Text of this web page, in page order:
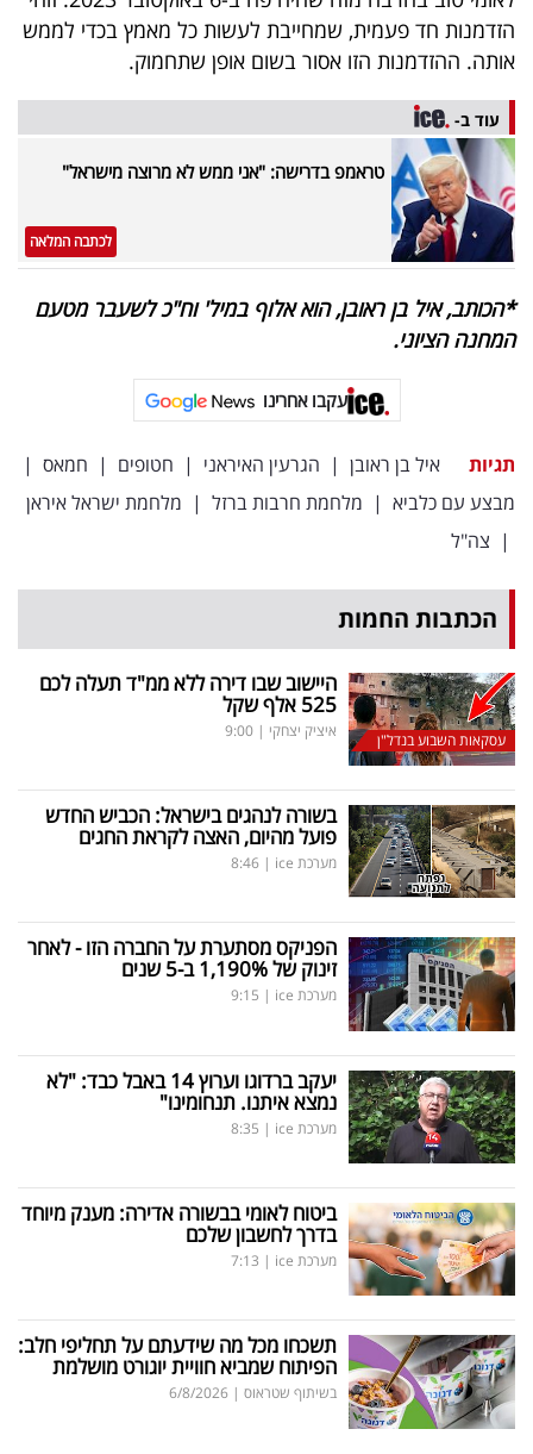
הזדמנות חד פעמית, שמחייבת לעשות כל מאמץ בכדי לממש
אותה. ההזדמנות הזו אסור בשום אופן שתחמוק.
עוד ב-
טראמפ בדרישה: "אני ממש לא מרוצה מישראל"
לכתבה המלאה
*הכותב, איל בן ראובן, הוא אלוף במיל' וח"כ לשעבר מטעם
המחנה הציוני.
עקבו אחרינו
תגיות איל בן ראובן | הגרעין האיראני | חטופים | חמאס |
מבצע עם כלביא | מלחמת חרבות ברזל | מלחמת ישראל איראן
| צה"ל
הכתבות החמות
עסקאות השבוע בנדל"ן
היישוב שבו דירה ללא ממ"ד תעלה לכם
525 אלף שקל
איציק יצחקי |
9:00
בשורה לנהגים בישראל: הכביש החדש
פועל מהיום, האצה לקראת החגים
מערכת ice |
8:46
הפניקס מסתערת על החברה הזו - לאחר
זינוק של 1,190% ב-5 שנים
מערכת ice |
9:15
יעקב ברדוגו וערוץ 14 באבל כבד: "לא
נמצא איתנו. תנחומינו"
מערכת ice |
8:35
ביטוח לאומי בבשורה אדירה: מענק מיוחד
בדרך לחשבון שלכם
מערכת ice |
7:13
תשכחו מכל מה שידעתם על תחליפי חלב:
הפיתוח שמביא חוויית יוגורט מושלמת
בשיתוף שטראוס |
6/8/2026